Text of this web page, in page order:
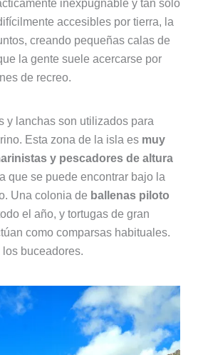
inexpugnable y tan sólo
accesibles por tierra, la
creando pequeñas calas de
la gente suele acercarse por
de recreo.
y lanchas son utilizados para
Esta zona de la isla es muy
y pescadores de altura
que se puede encontrar bajo la
Una colonia de ballenas piloto
el año, y tortugas de gran
como comparsas habituales.
buceadores.